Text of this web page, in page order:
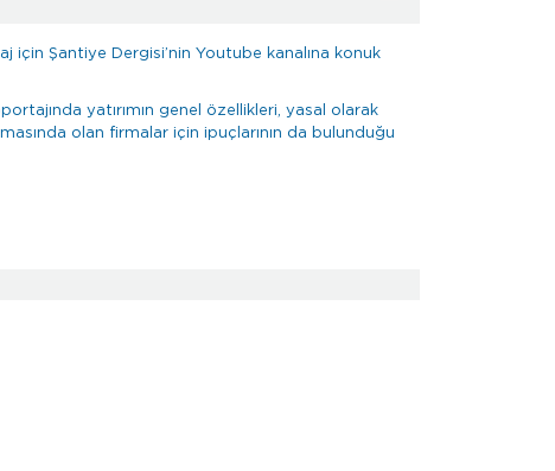
için Şantiye Dergisi’nin Youtube kanalına konuk
yatırımın genel özellikleri, yasal olarak
olan firmalar için ipuçlarının da bulunduğu